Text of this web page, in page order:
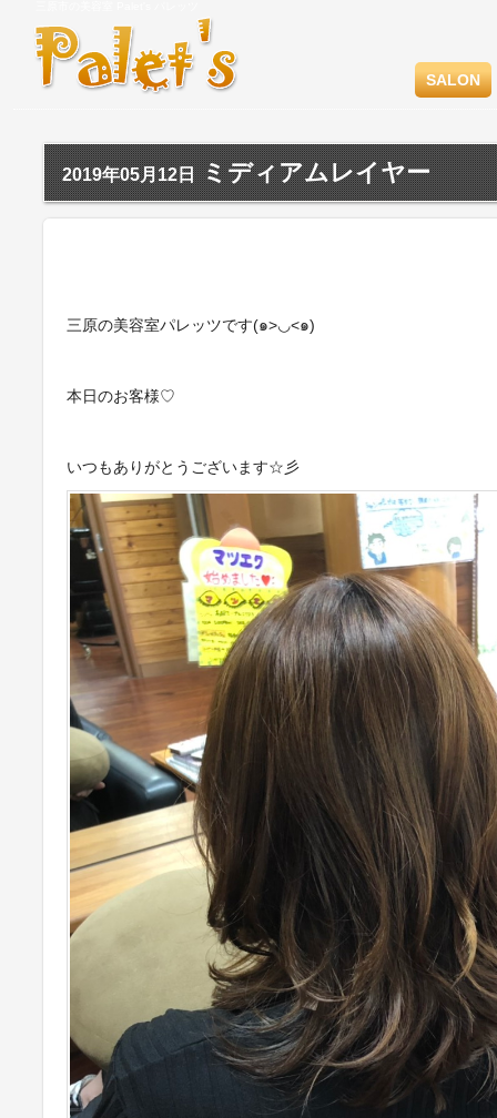
SALON
2019年05月12日 ミディアムレイヤー
三原の美容室パレッツです(๑>◡<๑)
本日のお客様♡
いつもありがとうございます☆彡